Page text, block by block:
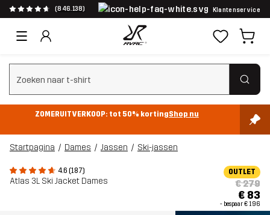
(846.138) Klantenservice
Zoeken wissen
ZOMERUITVERKOOP: tot 50% kortingShop nu
Startpagina Dames Jassen Ski-jassen
4.6 (187)
Atlas 3L Ski Jacket Dames
OUTLET
€ 279
€ 83
- bespaar€ 196